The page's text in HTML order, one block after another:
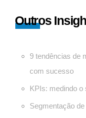
Outros
9 tendências de
com sucesso
KPIs: medindo
Segmentação